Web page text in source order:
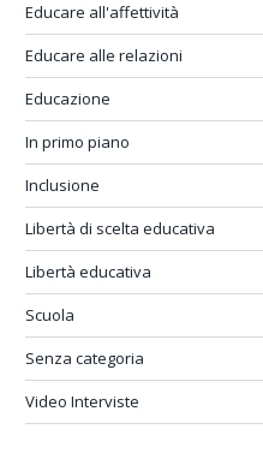
Educare all'affettività
Educare alle relazioni
Educazione
In primo piano
Inclusione
Libertà di scelta educativa
Libertà educativa
Scuola
Senza categoria
Video Interviste